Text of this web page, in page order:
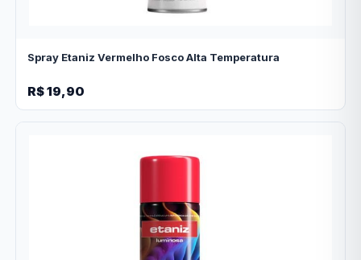
Spray Etaniz Vermelho Fosco Alta Temperatura
R$ 19,90